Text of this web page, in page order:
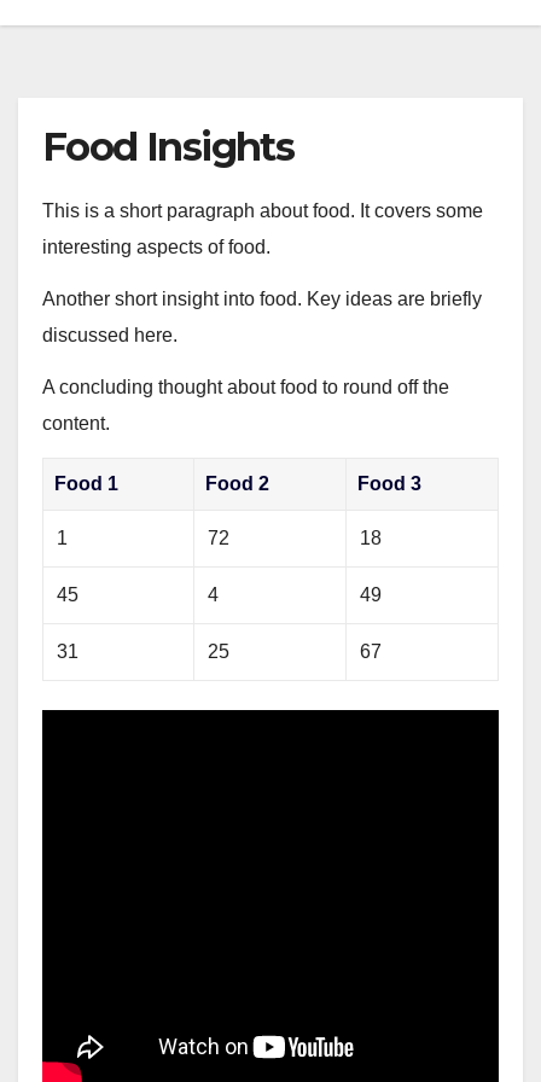
Food Insights
This is a short paragraph about food. It covers some
interesting aspects of food.
Another short insight into food. Key ideas are briefly
discussed here.
A concluding thought about food to round off the
content.
Food 1 Food 2 Food 3
1 72 18
45 4 49
31 25 67